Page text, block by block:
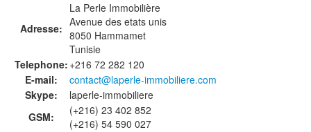
Adresse:
La Perle Immobilière
Avenue des etats unis
8050 Hammamet
Tunisie
Telephone: +216 72 282 120
E-mail:
contact@laperle-immobiliere.com
Skype:
laperle-immobiliere
GSM:
(+216) 23 402 852
(+216) 54 590 027